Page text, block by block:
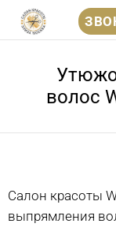
содержанию
волос
Салон красоты
выпрямления